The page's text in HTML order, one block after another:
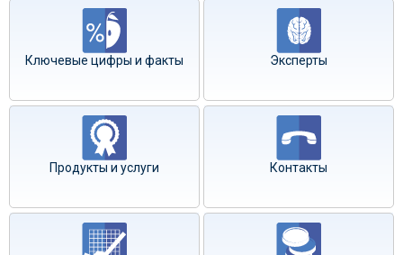
Ключевые цифры и факты Эксперты
Продукты и услуги Контакты